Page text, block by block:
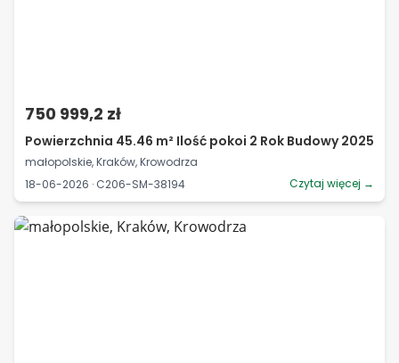
750 999,2 zł
Powierzchnia 45.46 m² Ilość pokoi 2 Rok Budowy 2025
małopolskie, Kraków, Krowodrza
18-06-2026 · C206-SM-38194
Czytaj więcej →